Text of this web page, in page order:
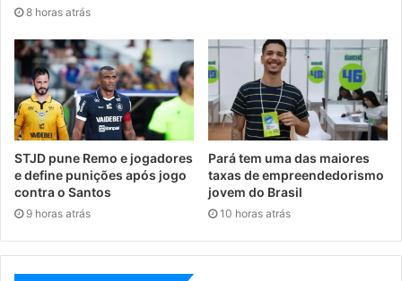
8 horas atrás
STJD pune Remo e jogadores
e define punições após jogo
contra o Santos
9 horas atrás
Pará tem uma das maiores
taxas de empreendedorismo
jovem do Brasil
10 horas atrás